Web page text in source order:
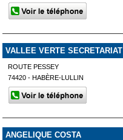
VALLEE VERTE SECRETARIAT
ROUTE PESSEY
74420 - HABÈRE-LULLIN
ANGELIQUE COSTA